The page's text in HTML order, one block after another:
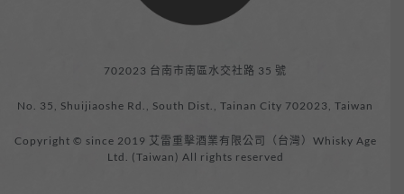
702023 台南市南區水交社路 35 號
No. 35, Shuijiaoshe Rd., South Dist., Tainan City 702023, Taiwan
Copyright © since 2019 艾雷重擊酒業有限公司（台灣）Whisky Age
Ltd. (Taiwan) All rights reserved